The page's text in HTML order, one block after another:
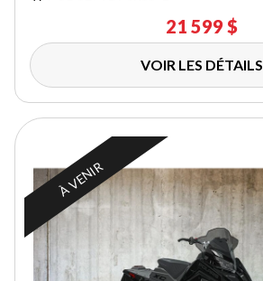
21 599 $
VOIR LES DÉTAILS
À VENIR